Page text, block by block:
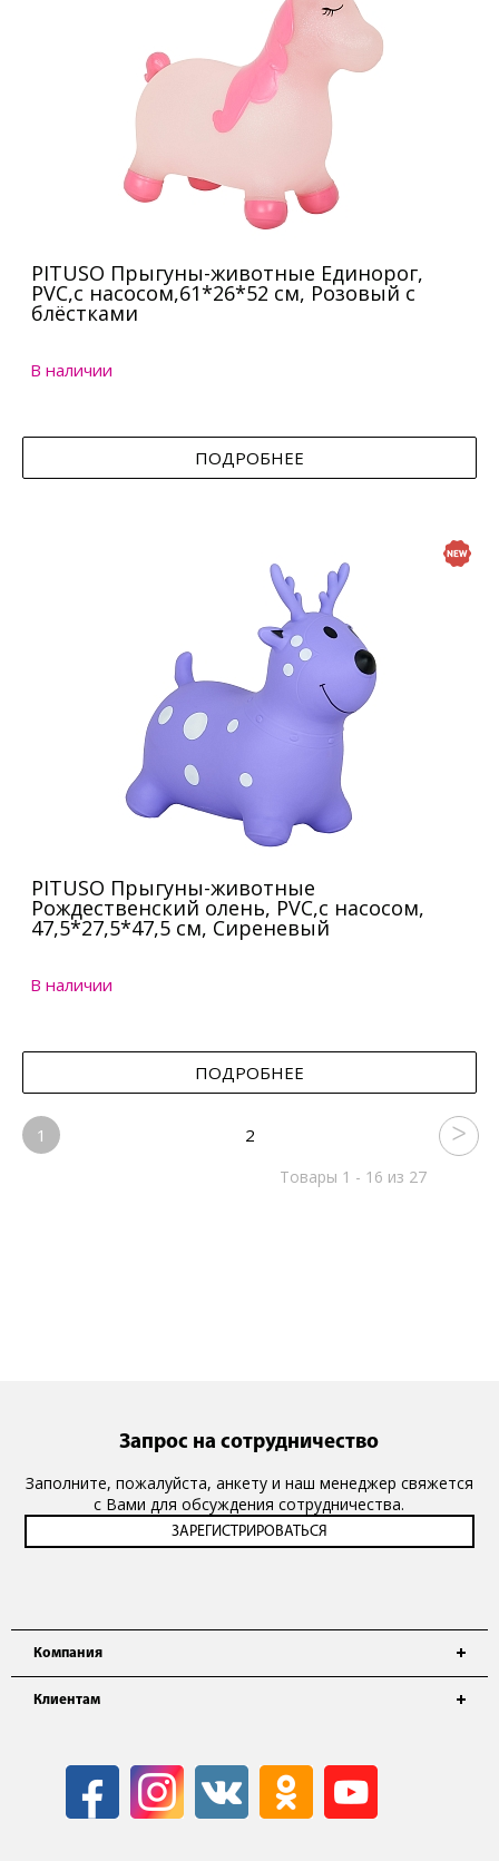
PITUSO Прыгуны-животные Единорог,
PVC,с насосом,61*26*52 см, Розовый с
блёстками
В наличии
ПОДРОБНЕЕ
PITUSO Прыгуны-животные
Рождественский олень, PVC,с насосом,
47,5*27,5*47,5 см, Сиреневый
В наличии
ПОДРОБНЕЕ
1 2
Товары 1 - 16 из 27
Компания
Клиентам
Запрос на сотрудничество
Заполните, пожалуйста, анкету и наш менеджер свяжется
с Вами для обсуждения сотрудничества.